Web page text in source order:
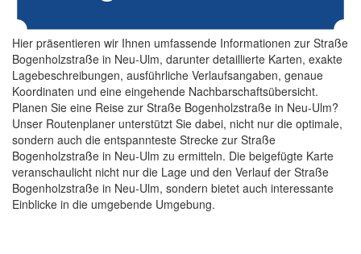
Hier präsentieren wir Ihnen umfassende Informationen zur Straße
Bogenholzstraße in Neu-Ulm, darunter detaillierte Karten, exakte
Lagebeschreibungen, ausführliche Verlaufsangaben, genaue
Koordinaten und eine eingehende Nachbarschaftsübersicht.
Planen Sie eine Reise zur Straße Bogenholzstraße in Neu-Ulm?
Unser Routenplaner unterstützt Sie dabei, nicht nur die optimale,
sondern auch die entspannteste Strecke zur Straße
Bogenholzstraße in Neu-Ulm zu ermitteln. Die beigefügte Karte
veranschaulicht nicht nur die Lage und den Verlauf der Straße
Bogenholzstraße in Neu-Ulm, sondern bietet auch interessante
Einblicke in die umgebende Umgebung.